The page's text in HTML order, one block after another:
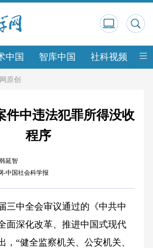
中国 智库中国 社科视频 中
原创
件中违法犯罪所得没收
程序
韩延智
-中国社会科学报
三中全会审议通过的《中共中
面深化改革、推进中国式现代
，“健全监察机关、公安机关、